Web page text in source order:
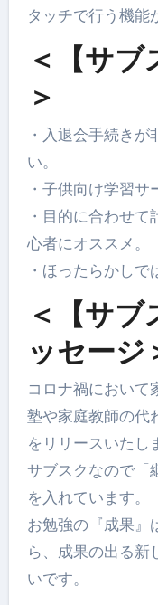
タッチで行う機能
＜【サブ
＞
・入退会手続き
い。
・子供向け学習サ
・目的に合わせ
心者にオススメ。
・ほったらかしで
＜【サブ
ッセージ
コロナ禍において
塾や家庭教師の代
をリリースいたし
サブスクなので「
を入れています。
お勉強の『成果』
ら、成果の出る新
いです。